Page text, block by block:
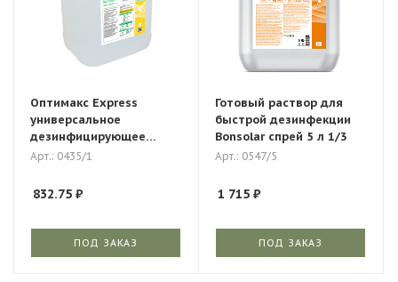
Оптимакс Express
универсальное
дезинфицирующее
средство 5 литров
Арт.: 0435/1
832.75 ₽
ПОД ЗАКАЗ
Готовый раствор для
быстрой дезинфекции
Bonsolar спрей 5 л 1/3
Арт.: 0547/5
1 715 ₽
ПОД ЗАКАЗ